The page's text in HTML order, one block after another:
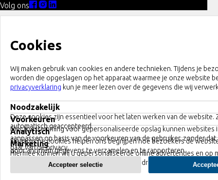
Volg ons
Cookies
Wij maken gebruik van cookies en andere technieken. Tijdens je
worden die opgeslagen op het apparaat waarmee je onze website
privacyverklaring kun je meer lezen over de gegevens die wij
Noodzakelijk
Deze cookies zijn essentieel voor het laten werken van de website.
automatisch geaccepteerd.
Voorkeuren
Met toestemming voor gepersonaliseerde opslag kunnen websites
aanpassen op basis van de voorkeuren van de gebruiker, zonder
gaat van de privacy.
Analytisch
Statistische cookies helpen ons begrijpen hoe bezoekers de
door anoniem gegevens te verzamelen en te rapporteren.
Marketing
Hiermee kunnen wij u gepersonaliseerde online advertenties en op
gemaakte inhoud tonen op basis van uw gedrag.
Accepteer selectie